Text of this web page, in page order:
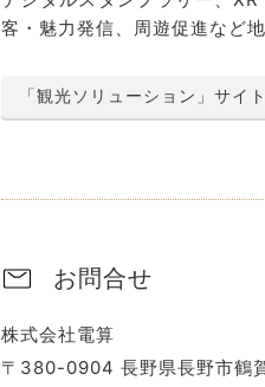
客・魅力発信、周遊促進など
「観光ソリューション」サイト
お問合せ
株式会社電算
〒380-0904 長野県長野市鶴